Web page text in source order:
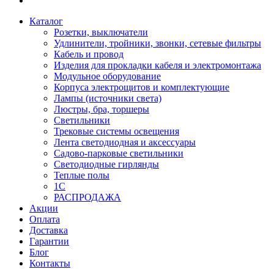
Каталог
Розетки, выключатели
Удлинители, тройники, звонки, сетевые фильтры
Кабель и провод
Изделия для прокладки кабеля и электромонтажа
Модульное оборудование
Корпуса электрощитов и комплектующие
Лампы (источники света)
Люстры, бра, торшеры
Светильники
Трековые системы освещения
Лента светодиодная и аксессуары
Садово-парковые светильники
Светодиодные гирлянды
Теплые полы
1С
РАСПРОДАЖА
Акции
Оплата
Доставка
Гарантии
Блог
Контакты